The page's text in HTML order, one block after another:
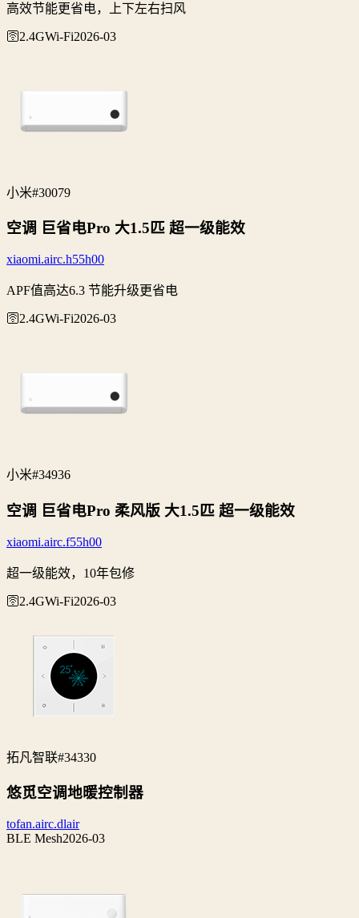
高效节能更省电，上下左右扫风
🛜2.4GWi‑Fi2026-03
小米#30079
空调 巨省电Pro 大1.5匹 超一级能效
xiaomi.airc.h55h00
APF值高达6.3 节能升级更省电
🛜2.4GWi‑Fi2026-03
小米#34936
空调 巨省电Pro 柔风版 大1.5匹 超一级能效
xiaomi.airc.f55h00
超一级能效，10年包修
🛜2.4GWi‑Fi2026-03
拓凡智联#34330
悠觅空调地暖控制器
tofan.airc.dlair
BLE Mesh2026-03